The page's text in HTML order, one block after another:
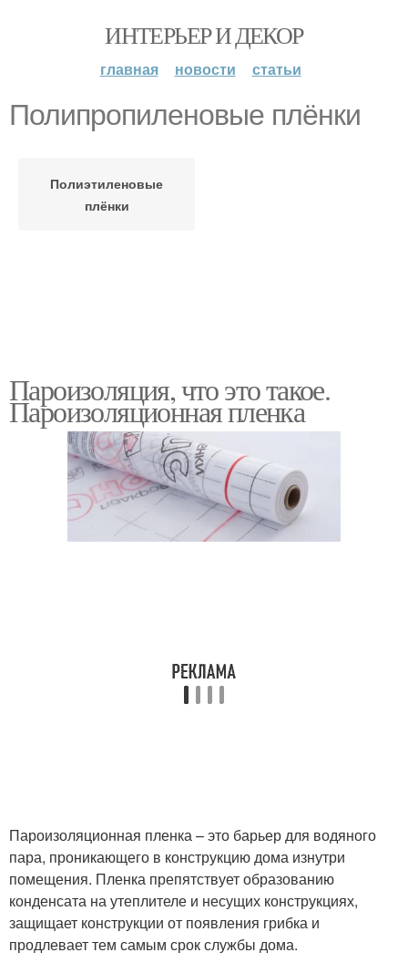
ИНТЕРЬЕР И ДЕКОР
главная новости статьи
Полипропиленовые плёнки
Полиэтиленовые
плёнки
Пароизоляция, что это такое.
Пароизоляционная пленка
Пароизоляционная пленка – это барьер для водяного
пара, проникающего в конструкцию дома изнутри
помещения. Пленка препятствует образованию
конденсата на утеплителе и несущих конструкциях,
защищает конструкции от появления грибка и
продлевает тем самым срок службы дома.